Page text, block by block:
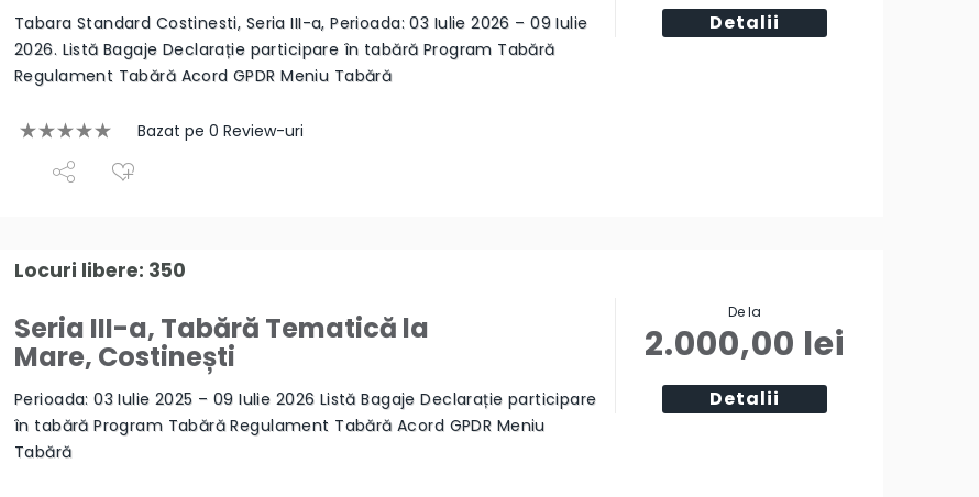
Tabara Standard Costinesti, Seria III-a, Perioada: 03 Iulie 2026 – 09 Iulie
2026. Listă Bagaje Declarație participare în tabără Program Tabără
Regulament Tabără Acord GPDR Meniu Tabără
Bazat pe 0 Review-uri
Detalii
Locuri libere: 350
Seria III-a, Tabără Tematică la
Mare, Costinești
Perioada: 03 Iulie 2025 – 09 Iulie 2026 Listă Bagaje Declarație participare
în tabără Program Tabără Regulament Tabără Acord GPDR Meniu
Tabără
De la
2.000,00 lei
Detalii